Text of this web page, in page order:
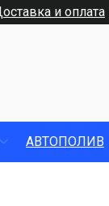
и оплата
АВТОПОЛИВ